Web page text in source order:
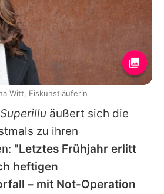
Superillu äußert sich die
zu ihren
"Letztes Frühjahr erlitt
heftigen
– mit Not-Operation
Witt, Eiskunstläuferin